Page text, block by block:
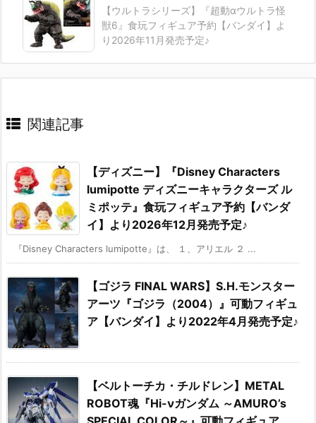
【ウルトラシリーズ】『超動αウルトラ怪
獣6』食玩フィギュア予約【バンダイ】よ
り2026年11月発売予定♪
関連記事
【ディズニー】『Disney Characters
lumipotte ディズニーキャラクターズ ル
ミポッテ』食玩フィギュア予約【バンダ
イ】より2026年12月発売予定♪
『Disney Characters lumipotte』は、 １、アリエル ２ ...
【ゴジラ FINAL WARS】S.H.モンスター
アーツ『ゴジラ（2004）』可動フィギュ
ア【バンダイ】より2022年4月発売予定♪
【ベルトーチカ・チルドレン】METAL
ROBOT魂『Hi-νガンダム ～AMURO’s